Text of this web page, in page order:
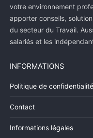
votre environnement
apporter conseils,
du secteur du Travail.
salariés et les
INFORMATIONS
Politique de confidentialité
Contact
Informations légales